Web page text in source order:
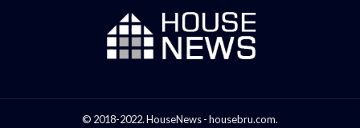
© 2018-2022. HouseNews - housebru.com.